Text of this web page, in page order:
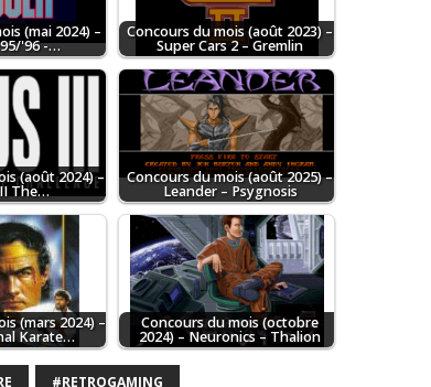
(mai 2024) –
'96 -…
Concours du mois (août 2023) –
Super Cars 2 – Gremlin
(août 2024) –
The…
Concours du mois (août 2025) –
Leander – Psygnosis
(mars 2024) –
Karate…
Concours du mois (octobre
2024) – Neuronics – Thalion
#RETROGAMING